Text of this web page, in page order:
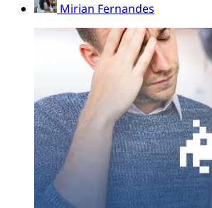
Mirian Fernandes